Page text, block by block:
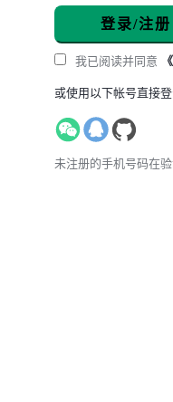
登录/注册
我已阅读并同意
或使用以下帐号直接
未注册的手机号码在验